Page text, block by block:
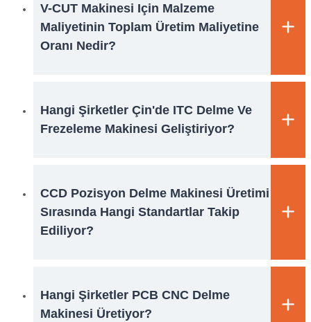
V-CUT Makinesi Için Malzeme
Maliyetinin Toplam Üretim Maliyetine
Oranı Nedir?
Hangi Şirketler Çin'de ITC Delme Ve
Frezeleme Makinesi Geliştiriyor?
CCD Pozisyon Delme Makinesi Üretimi
Sırasında Hangi Standartlar Takip
Ediliyor?
Hangi Şirketler PCB CNC Delme
Makinesi Üretiyor?